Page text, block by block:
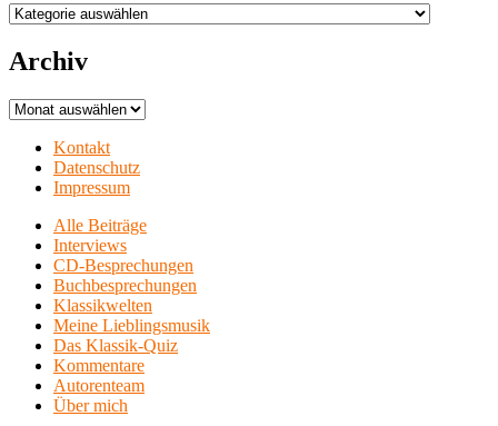
Aufführungsorte
Archiv
Archiv
Kontakt
Datenschutz
Impressum
Alle Beiträge
Interviews
CD-Besprechungen
Buchbesprechungen
Klassikwelten
Meine Lieblingsmusik
Das Klassik-Quiz
Kommentare
Autorenteam
Über mich